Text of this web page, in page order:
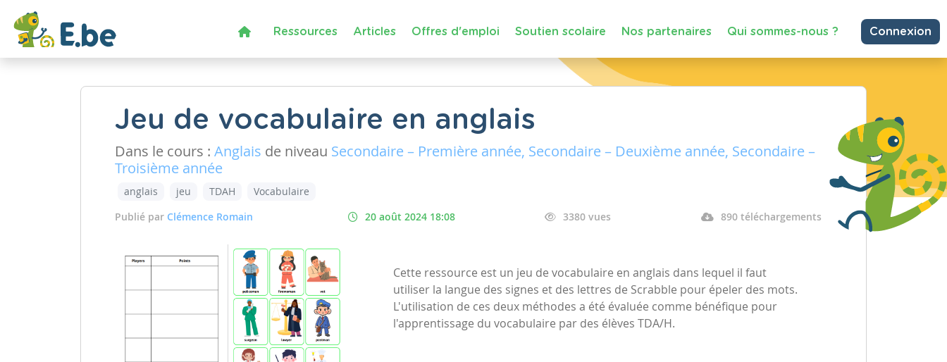
Ressources Articles Offres d'emploi Soutien scolaire Nos partenaires Qui sommes-nous ? Connexion
Jeu de vocabulaire en anglais
Dans le cours : Anglais de niveau Secondaire – Première année, Secondaire – Deuxième année, Secondaire –
Troisième année
anglais jeu TDAH
Vocabulaire
Publié par Clémence Romain 20 août 2024 18:08 3380 vues 890 téléchargements
Cette ressource est un jeu de vocabulaire en anglais dans lequel il faut
utiliser la langue des signes et des lettres de Scrabble pour épeler des mots.
L'utilisation de ces deux méthodes a été évaluée comme bénéfique pour
l'apprentissage du vocabulaire par des élèves TDA/H.